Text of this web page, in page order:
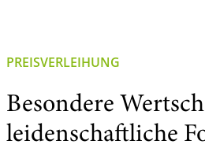
PREISVERLEIHUNG
Besondere
leidenschaftliche